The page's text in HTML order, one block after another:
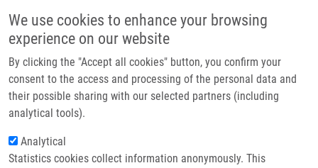
We use cookies to enhance your browsing
experience on our website
By clicking the "Accept all cookies" button, you confirm your
consent to the access and processing of the personal data and
their possible sharing with our selected partners (including
analytical tools).
Analytical
Statistics cookies collect information anonymously. This
Header image